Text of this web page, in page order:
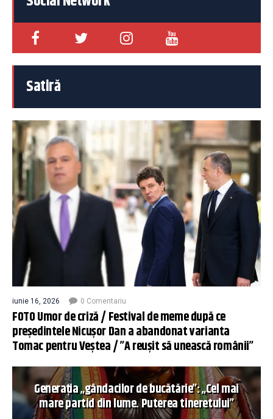
Satiră
iunie 16, 2026 0 Comentariu
FOTO Umor de criză / Festival de meme după ce
președintele Nicușor Dan a abandonat varianta
Tomac pentru Veștea / ”A reușit să unească românii”
Generația „gândacilor de bucătărie”: „Cel mai
mare partid din lume. Puterea tineretului”